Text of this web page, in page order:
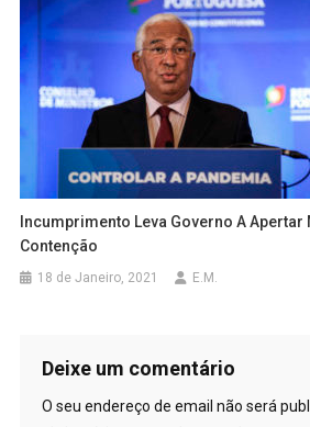
Incumprimento Leva Governo A Apertar
Contenção
18 de Janeiro, 2021 E.M.
Deixe um comentário
O seu endereço de email não será